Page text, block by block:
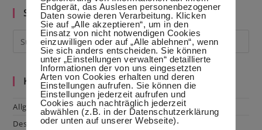
Suche im Blog
Kategorien
Allgemein
Dessert
Endgerät, das Auslesen personenbezogener
Daten sowie deren Verarbeitung. Klicken
Sie auf „Alle akzeptieren“, um in den
Einsatz von nicht notwendigen Cookies
einzuwilligen oder auf „Alle ablehnen“, wenn
Sie sich anders entscheiden. Sie können
unter „Einstellungen verwalten“ detaillierte
Informationen der von uns eingesetzten
Arten von Cookies erhalten und deren
Einstellungen aufrufen. Sie können die
Einstellungen jederzeit aufrufen und
Cookies auch nachträglich jederzeit
abwählen (z.B. in der Datenschutzerklärung
oder unten auf unserer Webseite).